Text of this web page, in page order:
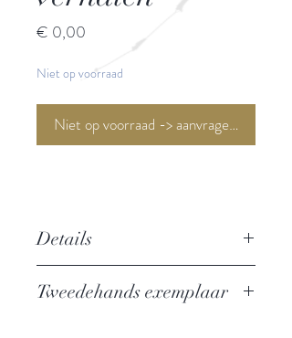
€ 0,00
Niet op voorraad
Niet op voorraad -> aanvragen <-
Details
Uitgever: Querido
Tweedehands exemplaar